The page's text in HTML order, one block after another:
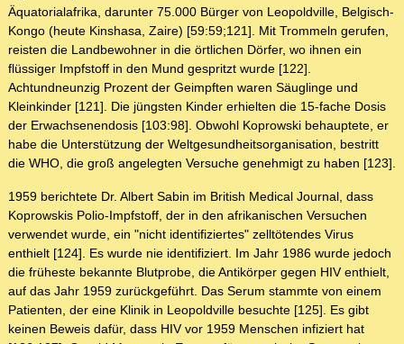
Äquatorialafrika, darunter 75.000 Bürger von Leopoldville, Belgisch-
Kongo (heute Kinshasa, Zaire) [59:59;121]. Mit Trommeln gerufen,
reisten die Landbewohner in die örtlichen Dörfer, wo ihnen ein
flüssiger Impfstoff in den Mund gespritzt wurde [122].
Achtundneunzig Prozent der Geimpften waren Säuglinge und
Kleinkinder [121]. Die jüngsten Kinder erhielten die 15-fache Dosis
der Erwachsenendosis [103:98]. Obwohl Koprowski behauptete, er
habe die Unterstützung der Weltgesundheitsorganisation, bestritt
die WHO, die groß angelegten Versuche genehmigt zu haben [123].
1959 berichtete Dr. Albert Sabin im British Medical Journal, dass
Koprowskis Polio-Impfstoff, der in den afrikanischen Versuchen
verwendet wurde, ein "nicht identifiziertes" zelltötendes Virus
enthielt [124]. Es wurde nie identifiziert. Im Jahr 1986 wurde jedoch
die früheste bekannte Blutprobe, die Antikörper gegen HIV enthielt,
auf das Jahr 1959 zurückgeführt. Das Serum stammte von einem
Patienten, der eine Klinik in Leopoldville besuchte [125]. Es gibt
keinen Beweis dafür, dass HIV vor 1959 Menschen infiziert hat